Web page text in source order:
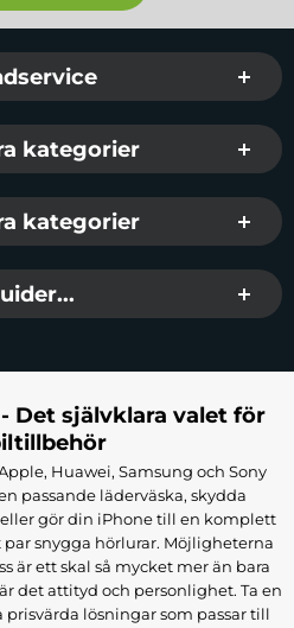
och länkar
kategorier
kategorier
Det självklara valet för
Huawei, Samsung och Sony
passande läderväska, skydda
gör din iPhone till en komplett
snygga hörlurar. Möjligheterna
är ett skal så mycket mer än bara
det attityd och personlighet. Ta en
lösningar som passar till